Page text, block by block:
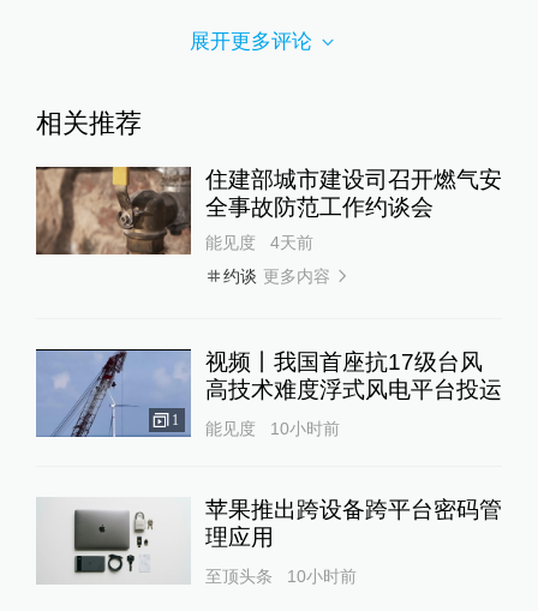
展开更多评论
相关推荐
住建部城市建设司召开燃气安
全事故防范工作约谈会
能见度
4天前
约谈 更多内容
1
视频丨我国首座抗17级台风
高技术难度浮式风电平台投运
能见度 10小时前
苹果推出跨设备跨平台密码管
理应用
至顶头条 10小时前